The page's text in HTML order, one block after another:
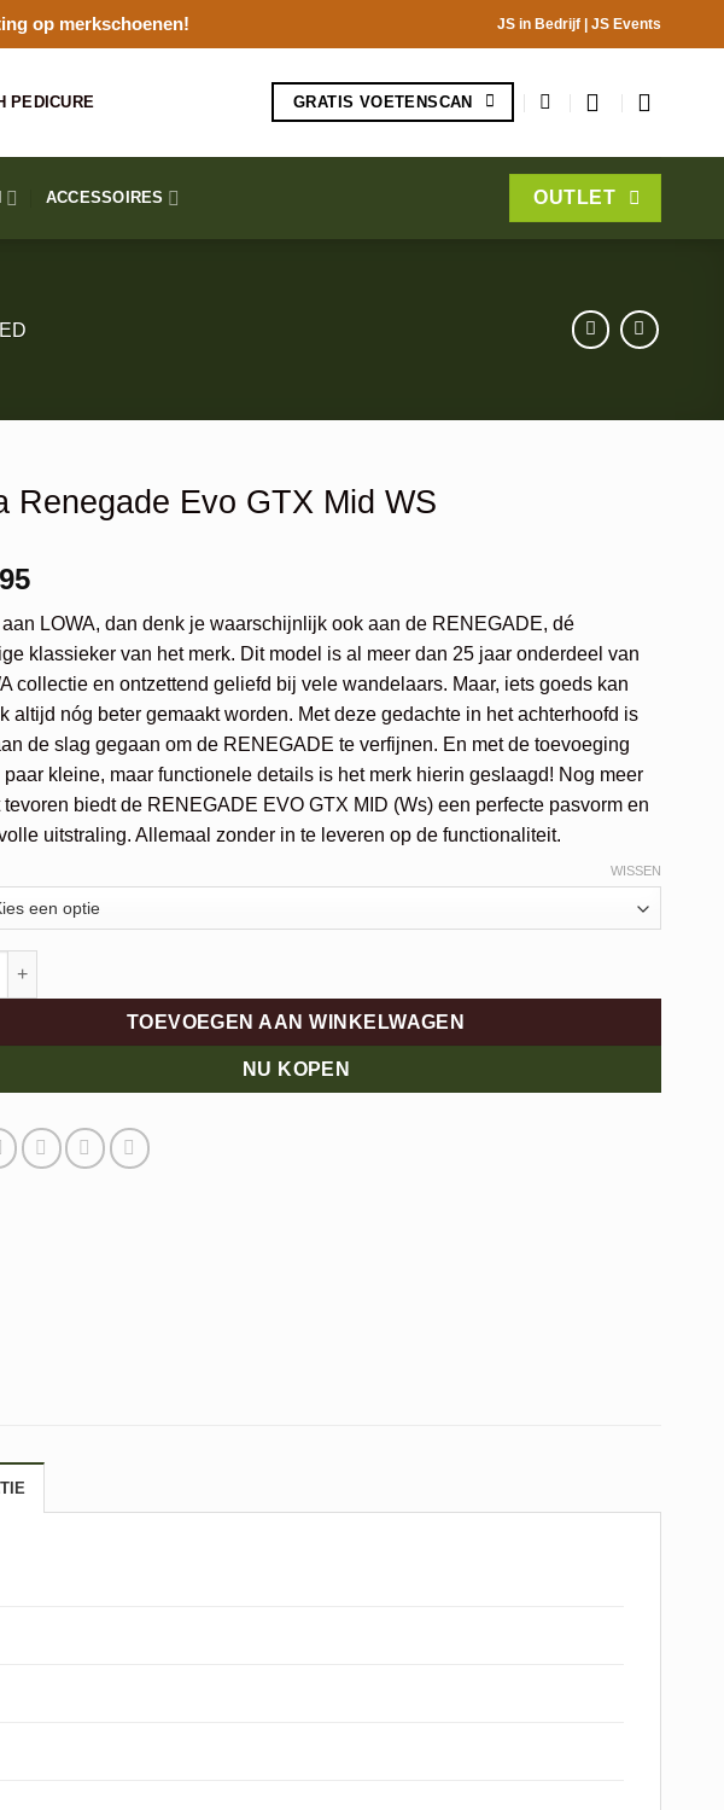
op merkschoenen! JS in Bedrijf | JS Events
PEDICURE GRATIS VOETENSCAN
ACCESSOIRES OUTLET
Renegade Evo GTX Mid WS
LOWA, dan denk je waarschijnlijk ook aan de RENEGADE, dé
klassieker van het merk. Dit model is al meer dan 25 jaar onderdeel van
collectie en ontzettend geliefd bij vele wandelaars. Maar, iets goeds kan
altijd nóg beter gemaakt worden. Met deze gedachte in het achterhoofd is
de slag gegaan om de RENEGADE te verfijnen. En met de toevoeging
paar kleine, maar functionele details is het merk hierin geslaagd! Nog meer
biedt de RENEGADE EVO GTX MID (Ws) een perfecte pasvorm en
uitstraling. Allemaal zonder in te leveren op de functionaliteit.
WISSEN
Evo GTX Mid WS aantal
TOEVOEGEN AAN WINKELWAGEN
NU KOPEN